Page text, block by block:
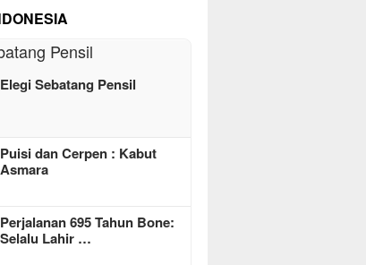
Elegi Sebatang Pensil
Puisi dan Cerpen : Kabut
Asmara
Perjalanan 695 Tahun Bone:
Selalu Lahir …